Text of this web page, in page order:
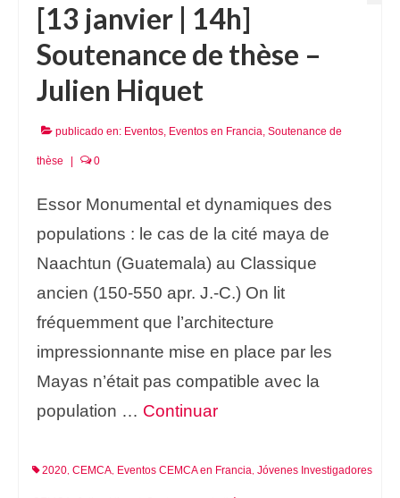
[13 janvier | 14h]
Soutenance de thèse –
Julien Hiquet
publicado en: Eventos, Eventos en Francia, Soutenance de
thèse 0
Essor Monumental et dynamiques des
populations : le cas de la cité maya de
Naachtun (Guatemala) au Classique
ancien (150-550 apr. J.-C.) On lit
fréquemment que l’architecture
impressionnante mise en place par les
Mayas n’était pas compatible avec la
population … Continuar
2020, CEMCA, Eventos CEMCA en Francia, Jóvenes Investigadores